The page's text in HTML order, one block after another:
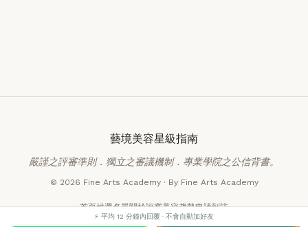
藝境美容星級指南
嚴謹之評審準則．獨立之審議機制．專業學院之公信背書。
© 2026 Fine Arts Academy · By Fine Arts Academy
首頁候選名單關於評審美容趨勢申請到訪
⚡ 平均 12 分鐘內回覆 · 不會自動加好友